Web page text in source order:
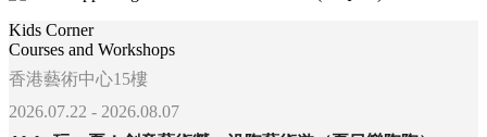
Kids Corner
Courses and Workshops
香港藝術中心15樓
2026.07.22 - 2026.08.07